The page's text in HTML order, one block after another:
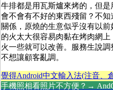
牛排都是用瓦斯爐來烤的，但是
會不會有不好的東西殘留？不
關係，原燒的生意似乎沒有以
的火太大很容易肉黏在烤肉網
火一些就可以改善。服務生說
不想讓顧客亂調。
覺得Android中文輸入法(注音、
手機照相看照片不方便？→